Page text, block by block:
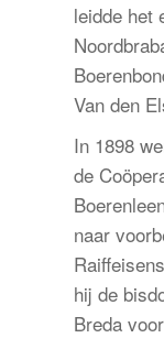
leidde het
Van den
In 1898
de
naar
hij de
Breda